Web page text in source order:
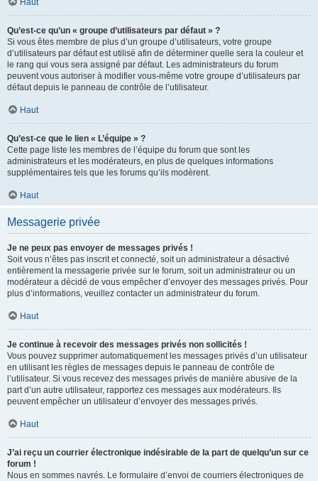
Haut
Qu’est-ce qu’un « groupe d’utilisateurs par défaut » ?
Si vous êtes membre de plus d’un groupe d’utilisateurs, votre groupe
d’utilisateurs par défaut est utilisé afin de déterminer quelle sera la couleur et
le rang qui vous sera assigné par défaut. Les administrateurs du forum
peuvent vous autoriser à modifier vous-même votre groupe d’utilisateurs par
défaut depuis le panneau de contrôle de l’utilisateur.
Haut
Qu’est-ce que le lien « L’équipe » ?
Cette page liste les membres de l’équipe du forum que sont les
administrateurs et les modérateurs, en plus de quelques informations
supplémentaires tels que les forums qu’ils modèrent.
Haut
Messagerie privée
Je ne peux pas envoyer de messages privés !
Soit vous n’êtes pas inscrit et connecté, soit un administrateur a désactivé
entièrement la messagerie privée sur le forum, soit un administrateur ou un
modérateur a décidé de vous empêcher d’envoyer des messages privés. Pour
plus d’informations, veuillez contacter un administrateur du forum.
Haut
Je continue à recevoir des messages privés non sollicités !
Vous pouvez supprimer automatiquement les messages privés d’un utilisateur
en utilisant les règles de messages depuis le panneau de contrôle de
l’utilisateur. Si vous recevez des messages privés de manière abusive de la
part d’un autre utilisateur, rapportez ces messages aux modérateurs. Ils
peuvent empêcher un utilisateur d’envoyer des messages privés.
Haut
J’ai reçu un courrier électronique indésirable de la part de quelqu’un sur ce
forum !
Nous en sommes navrés. Le formulaire d’envoi de courriers électroniques de